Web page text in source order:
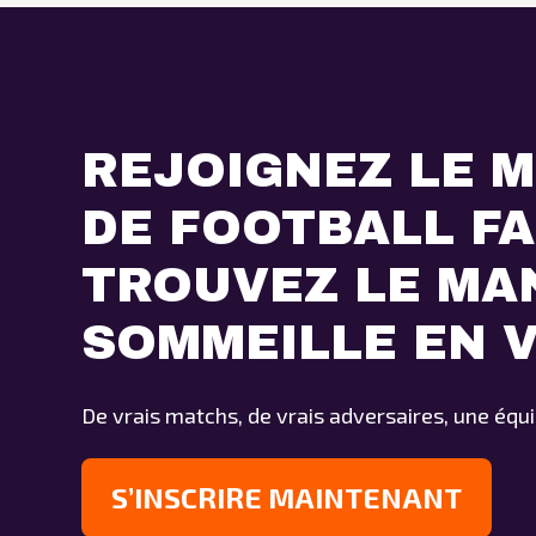
REJOIGNEZ LE
DE FOOTBALL
TROUVEZ LE
SOMMEILLE EN
De vrais matchs, de vrais adversaires, une
S’INSCRIRE MAINTENANT